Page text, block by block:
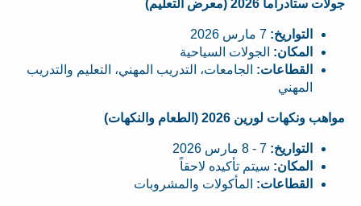
جولات ستادراما 2026 (معرض التعليم)
التواريخ:
المكان: الجولات السياحية
القطاعات: الجامعات، التدريب المهني، التعليم والتدريب
المهني
مواهب ونكهات لورين 2026 (الطعام والنكهات)
التواريخ:
المكان: سيتم تأكيده لاحقاً
القطاعات: المأكولات والمشروبات